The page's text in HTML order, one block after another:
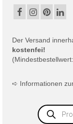
Der Versand
kostenfei!
➪ Informationen
Products
search